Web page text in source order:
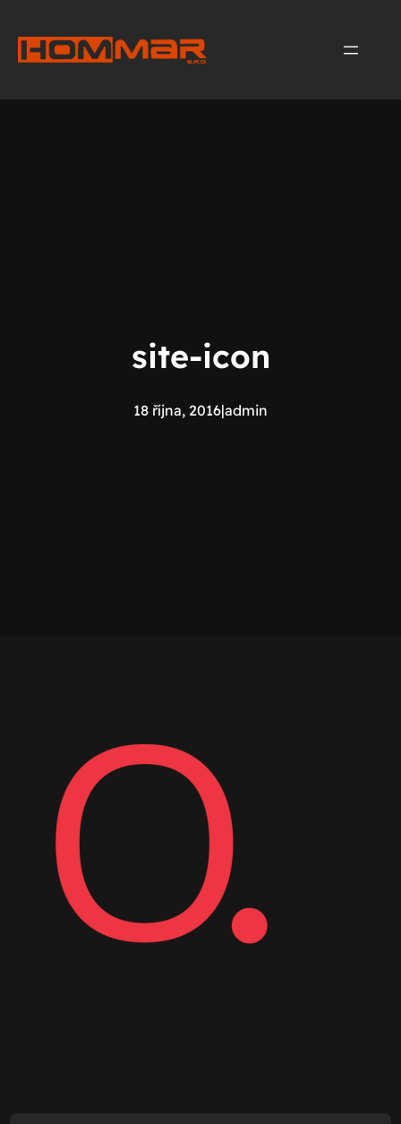
obsah
site-icon
18 října, 2016|admin